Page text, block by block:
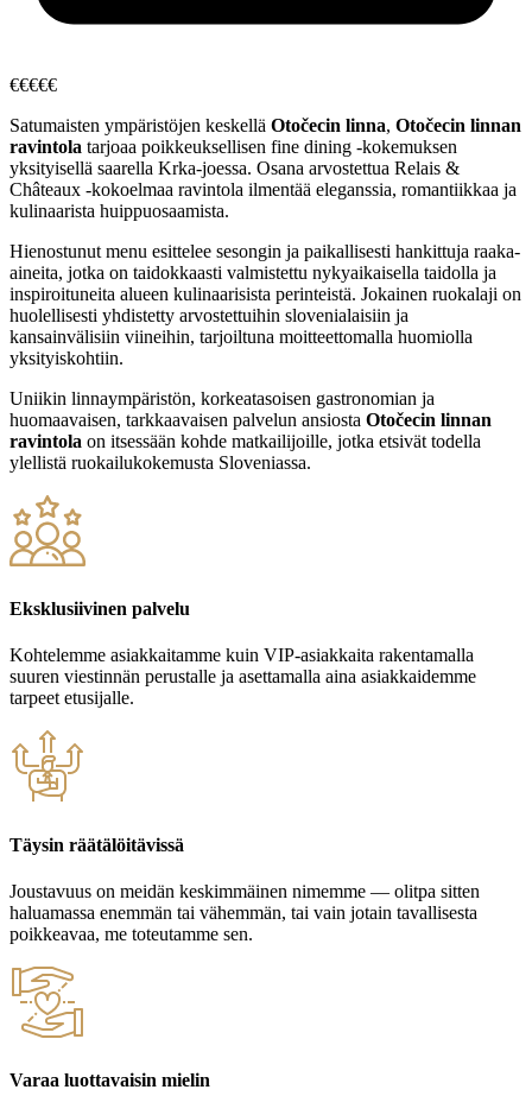
€€€€€
Satumaisten ympäristöjen keskellä Otočecin linna, Otočecin linnan
ravintola tarjoaa poikkeuksellisen fine dining -kokemuksen
yksityisellä saarella Krka-joessa. Osana arvostettua Relais &
Châteaux -kokoelmaa ravintola ilmentää eleganssia, romantiikkaa ja
kulinaarista huippuosaamista.
Hienostunut menu esittelee sesongin ja paikallisesti hankittuja raaka-
aineita, jotka on taidokkaasti valmistettu nykyaikaisella taidolla ja
inspiroituneita alueen kulinaarisista perinteistä. Jokainen ruokalaji on
huolellisesti yhdistetty arvostettuihin slovenialaisiin ja
kansainvälisiin viineihin, tarjoiltuna moitteettomalla huomiolla
yksityiskohtiin.
Uniikin linnaympäristön, korkeatasoisen gastronomian ja
huomaavaisen, tarkkaavaisen palvelun ansiosta Otočecin linnan
ravintola on itsessään kohde matkailijoille, jotka etsivät todella
ylellistä ruokailukokemusta Sloveniassa.
Eksklusiivinen palvelu
Kohtelemme asiakkaitamme kuin VIP-asiakkaita rakentamalla
suuren viestinnän perustalle ja asettamalla aina asiakkaidemme
tarpeet etusijalle.
Täysin räätälöitävissä
Joustavuus on meidän keskimmäinen nimemme — olitpa sitten
haluamassa enemmän tai vähemmän, tai vain jotain tavallisesta
poikkeavaa, me toteutamme sen.
Varaa luottavaisin mielin